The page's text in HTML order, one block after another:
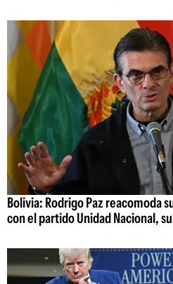
Bolivia: Rodrigo Paz reacomoda
con el partido Unidad Nacional,